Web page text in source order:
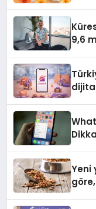
9,6
Yeni